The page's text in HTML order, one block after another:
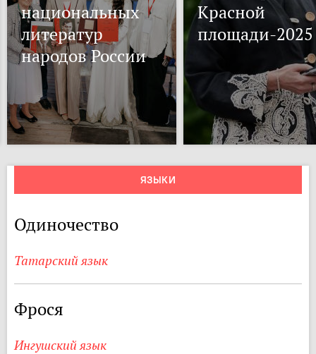
национальных
литератур
народов России
Красной
площади-2025
ЯЗЫКИ
Одиночество
Татарский язык
Фрося
Ингушский язык